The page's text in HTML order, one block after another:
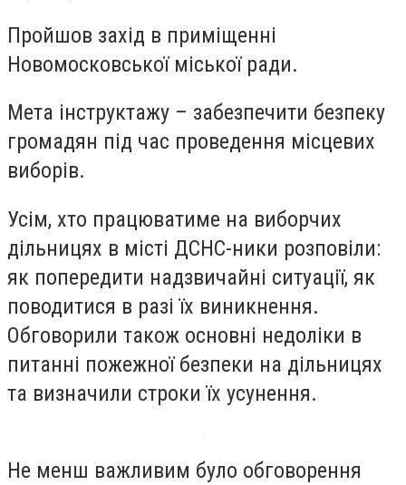
Пройшов захід в приміщенні
Новомосковської міської ради.
Мета інструктажу – забезпечити безпеку
громадян під час проведення місцевих
виборів.
Усім, хто працюватиме на виборчих
дільницях в місті ДСНС-ники розповіли:
як попередити надзвичайні ситуації, як
поводитися в разі їх виникнення.
Обговорили також основні недоліки в
питанні пожежної безпеки на дільницях
та визначили строки їх усунення.
Не менш важливим було обговорення